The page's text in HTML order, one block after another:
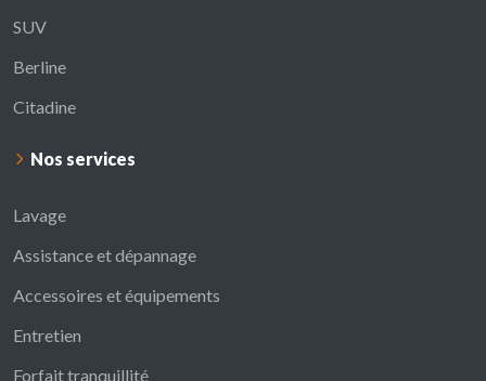
SUV
Berline
Citadine
Nos services
Lavage
Assistance et dépannage
Accessoires et équipements
Entretien
Forfait tranquillité